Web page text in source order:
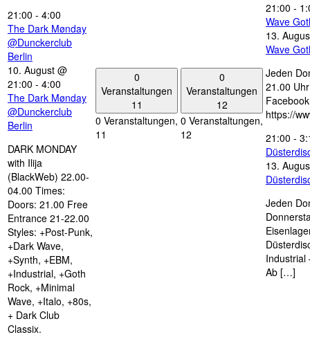
21:00 - 4:00
The Dark Mønday
@Dunckerclub
Berlin
10. August @
21:00 - 4:00
The Dark Mønday
@Dunckerclub
Berlin
DARK MONDAY
with Ilija
(BlackWeb) 22.00-
04.00 Times:
Doors: 21.00 Free
Entrance 21-22.00
Styles: +Post-Punk,
+Dark Wave,
+Synth, +EBM,
+Industrial, +Goth
Rock, +Minimal
Wave, +Italo, +80s,
+ Dark Club
Classix.
0
Veranstaltungen
11
0 Veranstaltungen,
11
0
Veranstaltungen
12
0 Veranstaltungen,
12
21:00 -
Wave
13.
Wave
Jeden
21.00
https://
21:00 -
13.
Jeden
Industrial
Ab […]